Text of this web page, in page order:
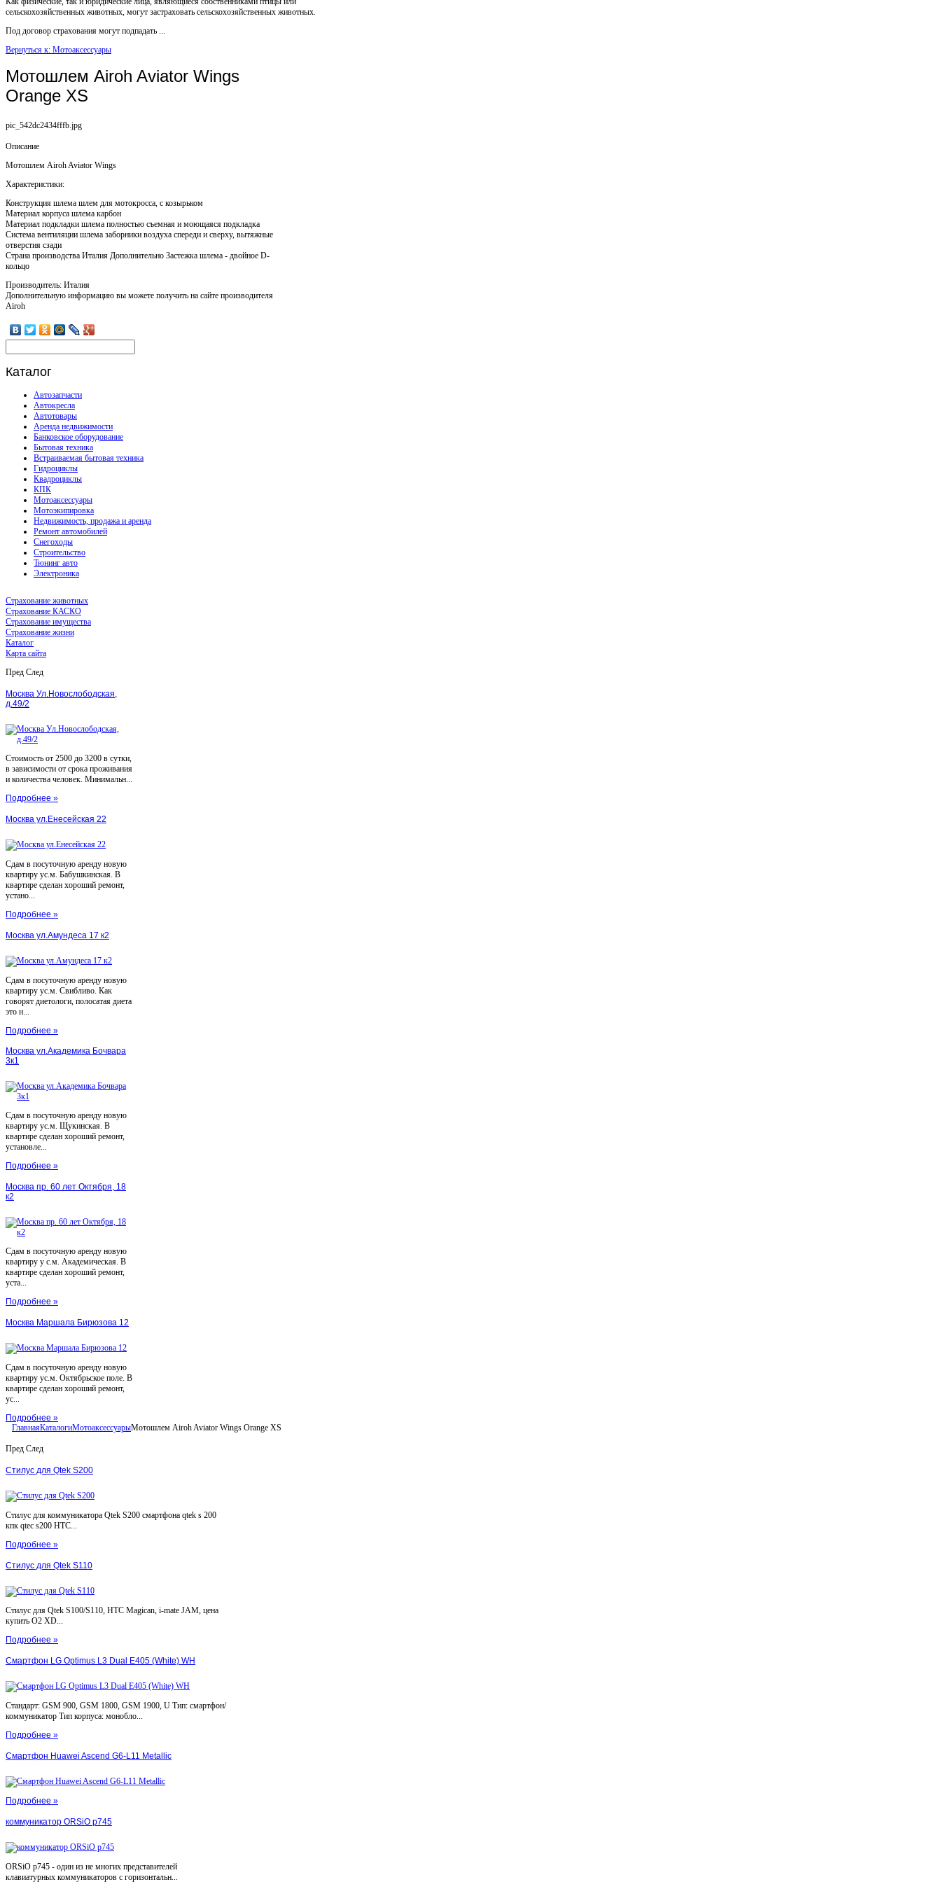
сельскохозяйственных животных, могут застраховать сельскохозяйственных животных.
Под договор страхования могут подпадать ...
Вернуться к: Мотоаксессуары
Мотошлем Airoh Aviator Wings
Orange XS
pic_542dc2434fffb.jpg
Описание
Мотошлем Airoh Aviator Wings
Характеристики:
Конструкция шлема шлем для мотокросса, с козырьком
Материал корпуса шлема карбон
Материал подкладки шлема полностью съемная и моющаяся подкладка
Система вентиляции шлема заборники воздуха спереди и сверху, вытяжные
отверстия сзади
Страна производства Италия Дополнительно Застежка шлема - двойное D-
кольцо
Производитель: Италия
Дополнительную информацию вы можете получить на сайте производителя
Airoh
Каталог
Автозапчасти
Автокресла
Автотовары
Аренда недвижимости
Банковское оборудование
Бытовая техника
Встраиваемая бытовая техника
Гидроциклы
Квадроциклы
КПК
Мотоаксессуары
Мотоэкипировка
Недвижимость, продажа и аренда
Ремонт автомобилей
Снегоходы
Строительство
Тюнинг авто
Электроника
Страхование животных
Страхование КАСКО
Страхование имущества
Страхование жизни
Каталог
Карта сайта
Пред След
Москва Ул.Новослободская,
д.49/2
Стоимость от 2500 до 3200 в сутки,
в зависимости от срока проживания
и количества человек. Минимальн...
Подробнее »
Москва ул.Енесейская 22
Сдам в посуточную аренду новую
квартиру ус.м. Бабушкинская. В
квартире сделан хороший ремонт,
устано...
Подробнее »
Москва ул.Амундеса 17 к2
Сдам в посуточную аренду новую
квартиру ус.м. Свибливо. Как
говорят диетологи, полосатая диета
это н...
Подробнее »
Москва ул.Академика Бочвара
3к1
Сдам в посуточную аренду новую
квартиру ус.м. Щукинская. В
квартире сделан хороший ремонт,
установле...
Подробнее »
Москва пр. 60 лет Октября, 18
к2
Сдам в посуточную аренду новую
квартиру у с.м. Академическая. В
квартире сделан хороший ремонт,
уста...
Подробнее »
Москва Маршала Бирюзова 12
Сдам в посуточную аренду новую
квартиру ус.м. Октябрьское поле. В
квартире сделан хороший ремонт,
ус...
Подробнее »
ГлавнаяКаталогиМотоаксессуарыМотошлем Airoh Aviator Wings Orange XS
Пред След
Стилус для Qtek S200
Стилус для коммуникатора Qtek S200 смартфона qtek s 200
кпк qtec s200 HTC...
Подробнее »
Стилус для Qtek S110
Стилус для Qtek S100/S110, HTC Magican, i-mate JAM, цена
купить O2 XD...
Подробнее »
Смартфон LG Optimus L3 Dual E405 (White) WH
Стандарт: GSM 900, GSM 1800, GSM 1900, U Тип: смартфон/
коммуникатор Тип корпуса: монобло...
Подробнее »
Смартфон Huawei Ascend G6-L11 Metallic
Подробнее »
коммуникатор ORSiO p745
ORSiO p745 - один из не многих представителей
клавиатурных коммуникаторов с горизонтальн...